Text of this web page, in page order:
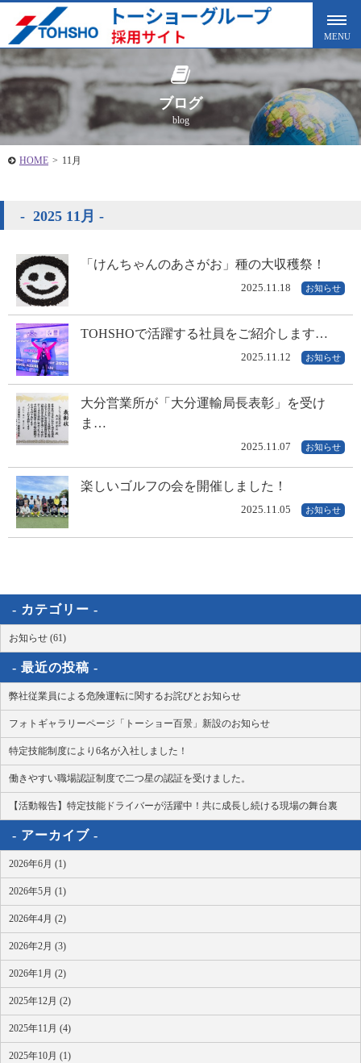
ブログ
blog
HOME > 11月
2025 11月
「けんちゃんのあさがお」種の大収穫祭！
2025.11.18 お知らせ
TOHSHOで活躍する社員をご紹介します…
2025.11.12 お知らせ
大分営業所が「大分運輸局長表彰」を受け
ま…
2025.11.07 お知らせ
楽しいゴルフの会を開催しました！
2025.11.05 お知らせ
カテゴリー
お知らせ (61)
最近の投稿
弊社従業員による危険運転に関するお詫びとお知らせ
フォトギャラリーページ「トーショー百景」新設のお知らせ
特定技能制度により6名が入社しました！
働きやすい職場認証制度で二つ星の認証を受けました。
【活動報告】特定技能ドライバーが活躍中！共に成長し続ける現場の舞台裏
アーカイブ
2026年6月 (1)
2026年5月 (1)
2026年4月 (2)
2026年2月 (3)
2026年1月 (2)
2025年12月 (2)
2025年11月 (4)
2025年10月 (1)